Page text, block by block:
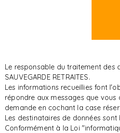
Le responsable du traitement des
SAUVEGARDE RETRAITES.
Les informations recueillies font
répondre aux messages que
demande en cochant la case
Les destinataires de données sont
Conformément à la Loi